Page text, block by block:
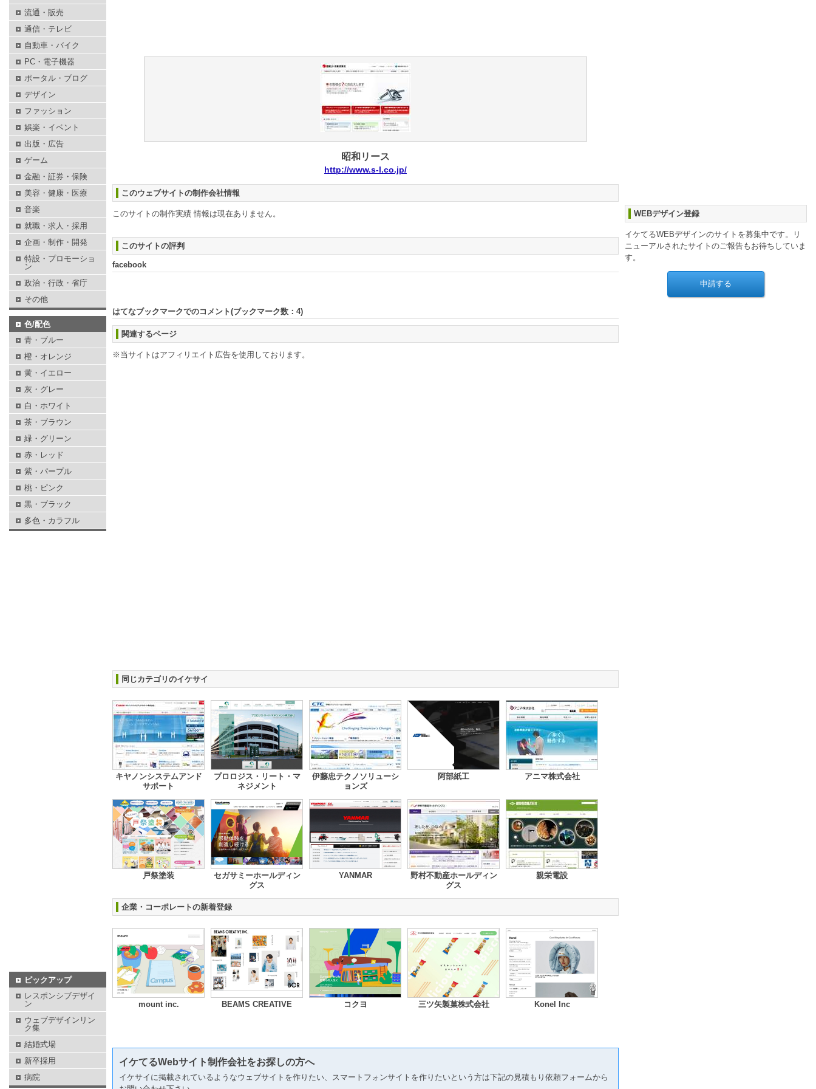
昭和リース
http://www.s-l.co.jp/
このウェブサイトの制作会社情報
このサイトの制作実績 情報は現在ありません。
このサイトの評判
facebook
はてなブックマークでのコメント(ブックマーク数： 4)
関連するページ
※当サイトはアフィリエイト広告を使用しております。
同じカテゴリのイケサイ
キヤノンシステムアンド
サポート
プロロジス・リート・マ
ネジメント
伊藤忠テクノソリューシ
ョンズ
阿部紙工 アニマ株式会社
戸祭塗装
セガサミーホールディン
グス
YANMAR
野村不動産ホールディン
グス
親栄電設
企業・コーポレートの新着登録
mount inc. BEAMS CREATIVE コクヨ 三ツ矢製菓株式会社 Konel Inc
イケてるWebサイト制作会社をお探しの方へ
イケサイに掲載されているようなウェブサイトを作りたい、スマートフォンサイトを作りたいという方は下記の見積もり依頼フォームから
WEBデザイン登録
イケてるWEBデザインのサイトを募集中です。リ
ニューアルされたサイトのご報告もお待ちしていま
す。
流通・販売
通信・テレビ
自動車・バイク
PC・電子機器
ポータル・ブログ
デザイン
ファッション
娯楽・イベント
出版・広告
ゲーム
金融・証券・保険
美容・健康・医療
音楽
就職・求人・採用
企画・制作・開発
特設・プロモーショ
ン
政治・行政・省庁
その他
色/配色
青・ブルー
橙・オレンジ
黄・イエロー
灰・グレー
白・ホワイト
茶・ブラウン
緑・グリーン
赤・レッド
紫・パープル
桃・ピンク
黒・ブラック
多色・カラフル
ピックアップ
レスポンシブデザイ
ン
ウェブデザインリン
ク集
結婚式場
新卒採用
病院